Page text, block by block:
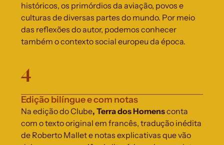
históricos, os primórdios da aviação, povos e
culturas de diversas partes do mundo. Por meio
das reflexões do autor, podemos conhecer
também o contexto social europeu da época.
4
Edição bilíngue e com notas
Na edição do Clube, Terra dos Homens conta
com o texto original em francês, tradução inédita
de Roberto Mallet e notas explicativas que vão